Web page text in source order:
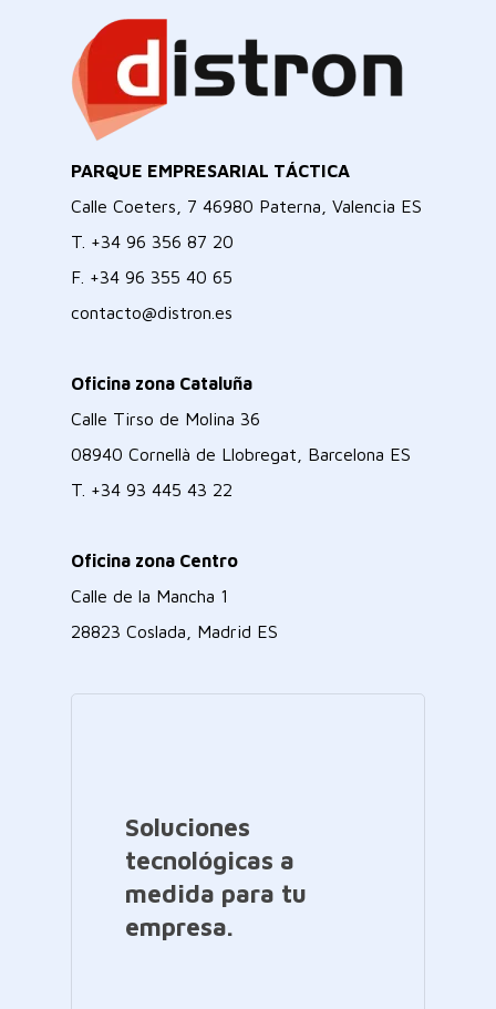
PARQUE EMPRESARIAL TÁCTICA
Calle Coeters, 7 46980 Paterna, Valencia ES
T. +34 96 356 87 20
F. +34 96 355 40 65
contacto@distron.es
Oficina zona Cataluña
Calle Tirso de Molina 36
08940 Cornellà de Llobregat, Barcelona ES
T. +34 93 445 43 22
Oficina zona Centro
Calle de la Mancha 1
28823 Coslada, Madrid ES
Soluciones
tecnológicas a
medida para tu
empresa.